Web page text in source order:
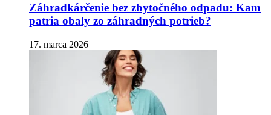
Záhradkárčenie bez zbytočného odpadu: Kam
patria obaly zo záhradných potrieb?
17. marca 2026